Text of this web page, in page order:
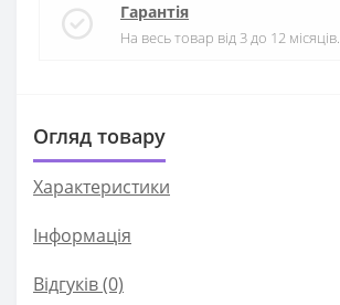
Гарантія
На весь товар від 3 до 12 місяців.
Огляд товару
Характеристики
Iнформація
Відгуків (0)